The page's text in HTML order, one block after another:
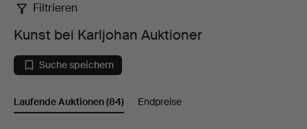
Kunst
bei
Karljohan
Auktioner
Filtrieren
Kunst bei Karljohan Auktioner
Suche speichern
Laufende Auktionen(84) Endpreise